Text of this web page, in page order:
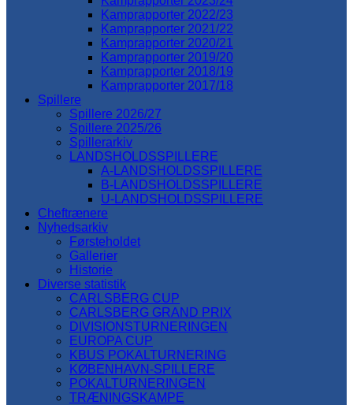
Kamprapporter 2022/23
Kamprapporter 2021/22
Kamprapporter 2020/21
Kamprapporter 2019/20
Kamprapporter 2018/19
Kamprapporter 2017/18
Spillere
Spillere 2026/27
Spillere 2025/26
Spillerarkiv
LANDSHOLDSSPILLERE
A-LANDSHOLDSSPILLERE
B-LANDSHOLDSSPILLERE
U-LANDSHOLDSSPILLERE
Cheftrænere
Nyhedsarkiv
Førsteholdet
Gallerier
Historie
Diverse statistik
CARLSBERG CUP
CARLSBERG GRAND PRIX
DIVISIONSTURNERINGEN
EUROPA CUP
KBUS POKALTURNERING
KØBENHAVN-SPILLERE
POKALTURNERINGEN
TRÆNINGSKAMPE